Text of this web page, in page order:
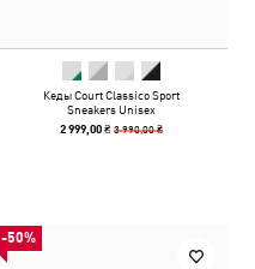
Кеды Court Classico Sport
Sneakers Unisex
2 999,00 ₴3 990,00 ₴
-50%